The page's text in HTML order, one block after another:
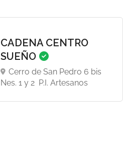
CADENA CENTRO
SUEÑO
Cerro de San Pedro 6 bis
Nes. 1 y 2  P.I. Artesanos